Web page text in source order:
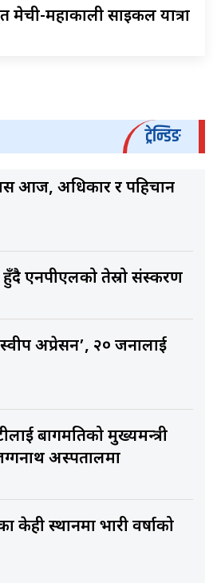
मेची-महाकाली साइकल यात्रा
ट्रेन्डिङ
आज, अधिकार र पहिचान
एनपीएलको तेस्रो संस्करण
अप्रेसन’, २० जनालाई
बागमतिको मुख्यमन्त्री
अस्पतालमा
स्थानमा भारी वर्षाको